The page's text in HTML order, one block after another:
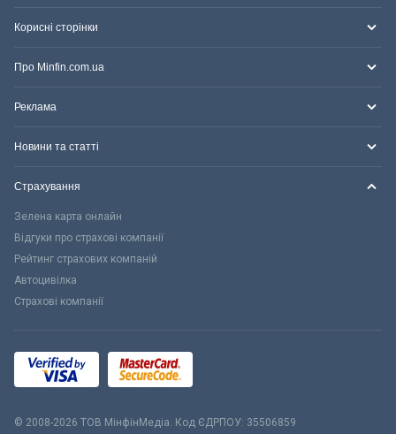
Корисні сторінки
Про Minfin.com.ua
Реклама
Новини та статті
Страхування
Зелена карта онлайн
Відгуки про страхові компанії
Рейтинг страхових компаній
Автоцивілка
Страхові компанії
© 2008-2026 ТОВ МiнфiнМедiа. Код ЄДРПОУ: 35506859